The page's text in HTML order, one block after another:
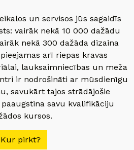
un servisos jūs sagaidīs
vairāk nekā 10 000 dažādu
nekā 300 dažāda dizaina
arī riepas kravas
lauksaimniecības un meža
ir nodrošināti ar mūsdienīgu
savukārt tajos strādājošie
savu kvalifikāciju
kursos.
Kur pirkt?